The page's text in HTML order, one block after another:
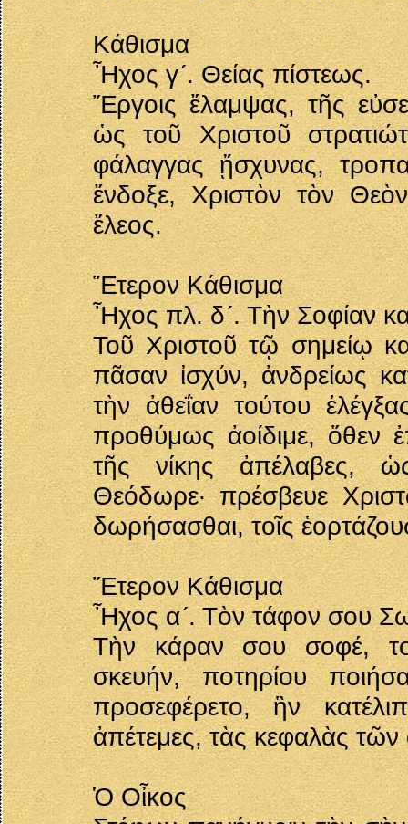
Κάθισμα
Ἦχος γ´. Θείας πίστεως.
Ἔργοις ἔλαμψας, τῆς
ὡς τοῦ Χριστοῦ
φάλαγγας ᾔσχυνας,
ἔνδοξε, Χριστὸν τὸν
ἔλεος.
Ἕτερον Κάθισμα
Ἦχος πλ. δ´. Τὴν Σοφίαν
Τοῦ Χριστοῦ τῷ σημείῳ
πᾶσαν ἰσχύν, ἀνδρείως
τὴν ἀθεΐαν τούτου
προθύμως ἀοίδιμε, ὅθεν
τῆς νίκης ἀπέλαβες,
Θεόδωρε· πρέσβευε
δωρήσασθαι, τοῖς
Ἕτερον Κάθισμα
Ἦχος α´. Τὸν τάφον σου
Τὴν κάραν σου σοφέ,
σκευήν, ποτηρίου
προσεφέρετο, ἣν
ἀπέτεμες, τὰς κεφαλὰς
Ὁ Οἶκος